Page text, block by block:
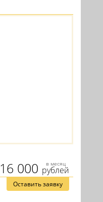
16 000 в месяц
рублей
Оставить заявку